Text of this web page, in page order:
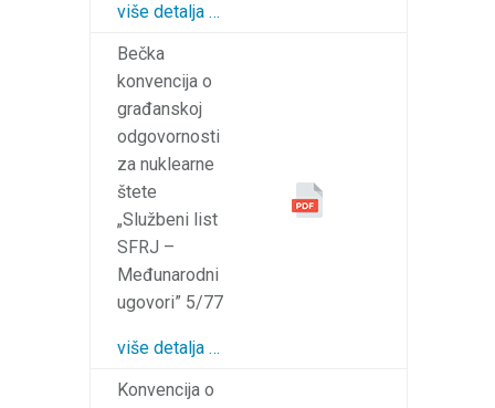
više detalja …
Bečka
konvencija o
građanskoj
odgovornosti
za nuklearne
štete
„Službeni list
SFRJ –
Međunarodni
ugovori” 5/77
više detalja …
Konvencija o